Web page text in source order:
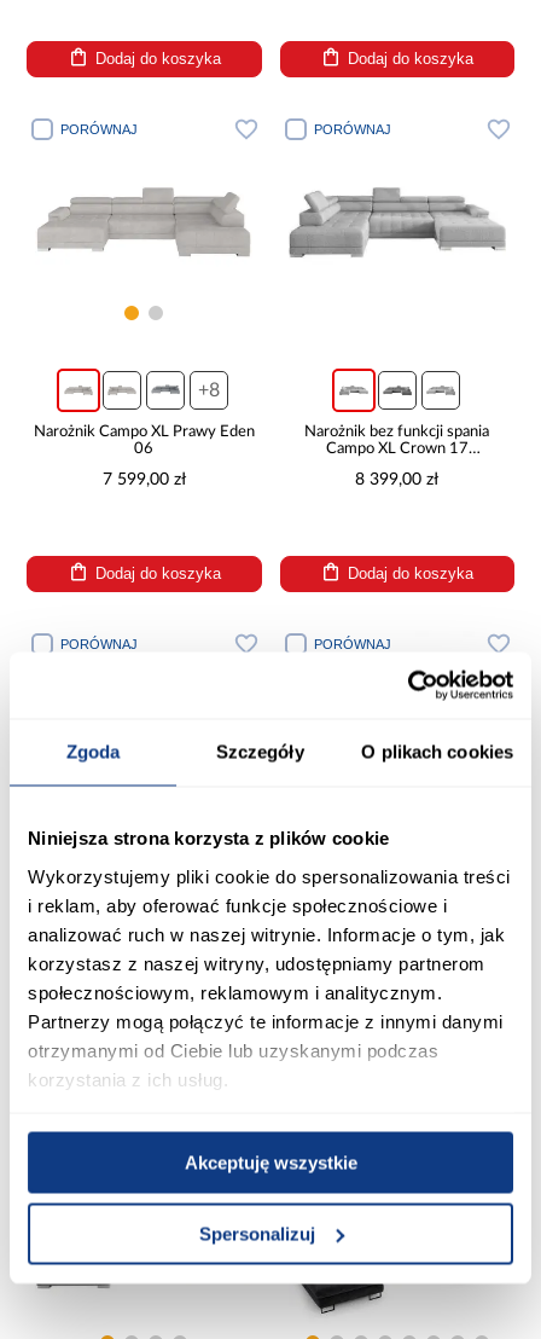
Zgoda Szczegóły O plikach cookies
Niniejsza strona korzysta z plików cookie
Wykorzystujemy pliki cookie do spersonalizowania treści
i reklam, aby oferować funkcje społecznościowe i
analizować ruch w naszej witrynie. Informacje o tym, jak
korzystasz z naszej witryny, udostępniamy partnerom
społecznościowym, reklamowym i analitycznym.
Partnerzy mogą połączyć te informacje z innymi danymi
otrzymanymi od Ciebie lub uzyskanymi podczas
korzystania z ich usług.
Akceptuję wszystkie
Spersonalizuj
Dodaj do koszyka Dodaj do koszyka
PORÓWNAJ
+8
Narożnik Campo XL Prawy Eden
06
7 599,00 zł
Dodaj do koszyka
PORÓWNAJ
Narożnik bez funkcji spania
Campo XL Crown 17
8 399,00 zł
Dodaj do koszyka
PORÓWNAJ
Campo XL Crown 17
8 399,00 zł
Dodaj do koszyka
PORÓWNAJ
Narożnik bez funkcji spania
Campo XL Crown 18
8 399,00 zł
PORÓWNAJ